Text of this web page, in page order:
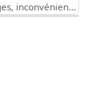
inconvénients
celle qui